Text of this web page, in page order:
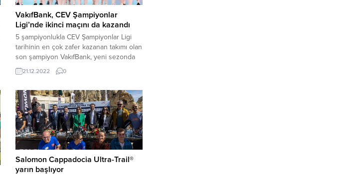
VakıfBank, CEV Şampiyonlar
Ligi’nde ikinci maçını da kazandı
5 şampiyonlukla CEV Şampiyonlar Ligi
tarihinin en çok zafer kazanan takımı olan
son şampiyon VakıfBank, yeni sezonda
yoluna kayıpsız devam ediyor. C
Grubu’nda mücadele eden sarı-siyahlılar,
Türkiye’nin uluslararası alanda en çok
kupa kazanan takımı VakıfBank, CEV
Şampiyonlar Ligi’nde ikinci maçını da
kazandı. C Grubu’nda...
21.12.2022 0
Salomon Cappadocia Ultra-Trail®
yarın başlıyor